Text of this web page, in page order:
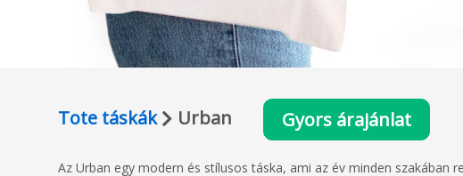
Tote táskák Urban Gyors árajánlat
Az Urban egy modern és stílusos táska, ami az év minden szakában